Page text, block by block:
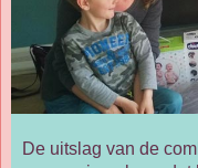
De uitslag van de